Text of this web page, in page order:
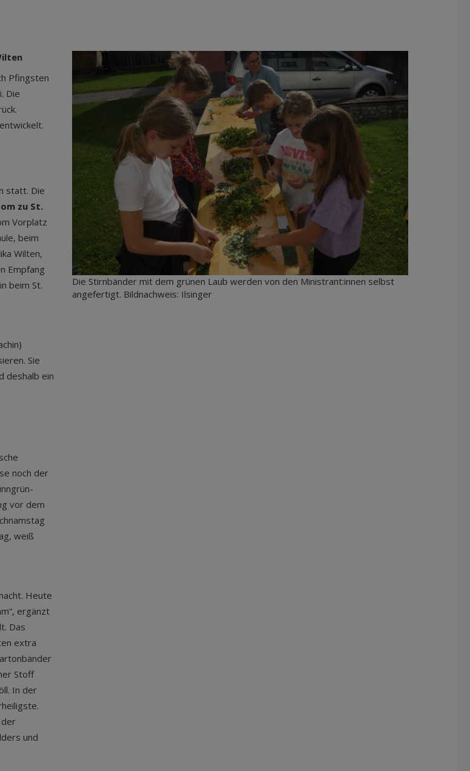
Pfingsten
Die
statt. Die
zu St.
Vorplatz
beim
Wilten,
Empfang
beim St.
Sie
deshalb ein
noch der
vor dem
weiß
Heute
ergänzt
Das
extra
Stoff
In der
der
und
Die Stirnbänder mit dem grünen Laub werden von den Ministrant:innen selbst
angefertigt. Bildnachweis: Ilsinger